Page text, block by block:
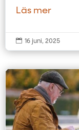
Läs mer
 16 juni, 2025